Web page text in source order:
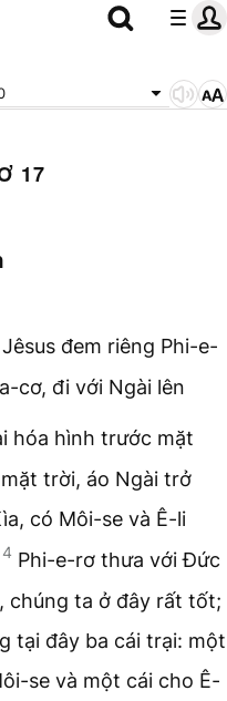
17
đem riêng Phi-e-
cơ, đi với Ngài lên
hóa hình trước mặt
trời, áo Ngài trở
có Môi-se và Ê-li
4 Phi-e-rơ thưa với Đức
chúng ta ở đây rất tốt;
tại đây ba cái trại: một
se và một cái cho Ê-